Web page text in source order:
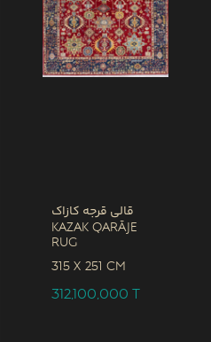
قالی قرجه کازاک
Kazak Qarāje
Rug
315 x 251 CM
312,100,000T